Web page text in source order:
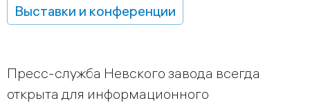
Выставки и конференции
Пресс-служба Невского завода всегда
открыта для информационного